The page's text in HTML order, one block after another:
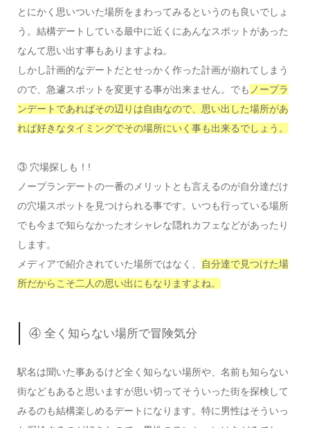
とにかく思いついた場所をまわってみるというのも良いでしょ
う。結構デートしている最中に近くにあんなスポットがあった
なんて思い出す事もありますよね。
しかし計画的なデートだとせっかく作った計画が崩れてしまう
ので、急遽スポットを変更する事が出来ません。でも ノープラ
ンデートであればその辺りは自由なので、思い出した場所があ
れば好きなタイミングでその場所にいく事も出来るでしょう。
③ 穴場探しも！!
ノープランデートの一番のメリットとも言えるのが自分達だけ
の穴場スポットを見つけられる事です。いつも行っている場所
でも今まで知らなかったオシャレな隠れカフェなどがあったり
します。
メディアで紹介されていた場所ではなく、
自分達で見つけた場
所だからこそ二人の思い出にもなりますよね。
④ 全く知らない場所で冒険気分
駅名は聞いた事あるけど全く知らない場所や、名前も知らない
街などもあると思いますが思い切ってそういった街を探検して
みるのも結構楽しめるデートになります。特に男性はそういっ